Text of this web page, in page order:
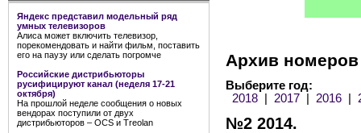
Яндекс представил модельный ряд
умных телевизоров
Алиса может включить телевизор,
порекомендовать и найти фильм, поставить
его на паузу или сделать погромче
Российские дистрибьюторы
русифицируют канал (неделя 17-21
октября)
На прошлой неделе сообщения о новых
вендорах поступили от двух
дистрибьюторов – OCS и Treolan
Архив
Выберите год:
2018
2017 2016
№2 2014.